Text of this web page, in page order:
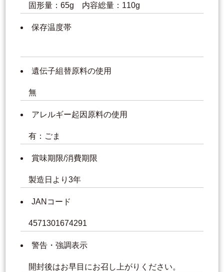
固形量：65g 内容総量：110g
保存温度帯
遺伝子組替原料の使用
無
アレルギー起因原料の使用
有：ごま
賞味期限/消費期限
製造日より3年
JANコード
4571301674291
警告・強調表示
開封後はお早目にお召し上がりください。